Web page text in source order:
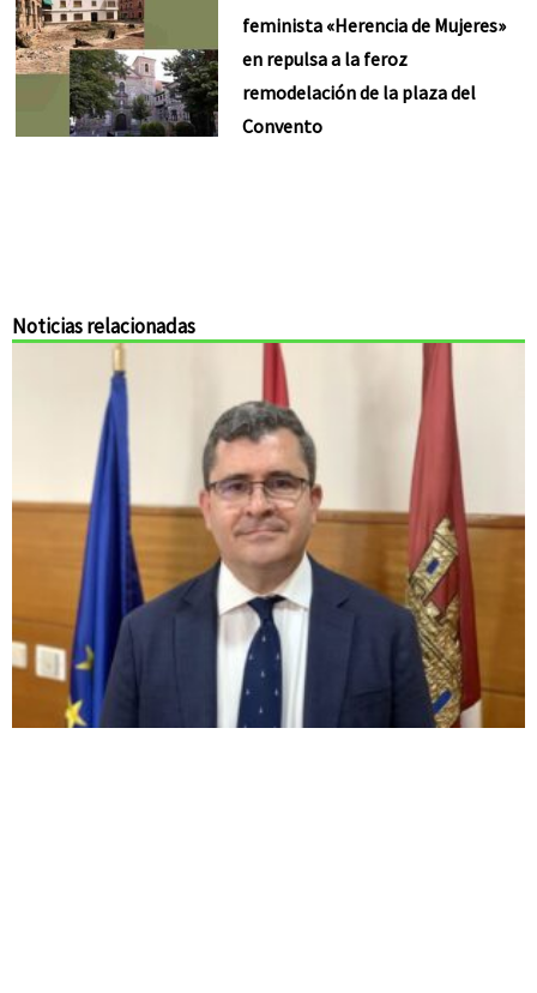
feminista «Herencia de Mujeres»
en repulsa a la feroz
remodelación de la plaza del
Convento
Noticias relacionadas